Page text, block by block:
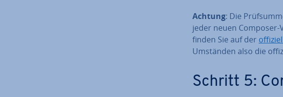
Achtung: Die
jeder neuen Composer-
finden Sie auf der
Umständen also die
Schritt 5: